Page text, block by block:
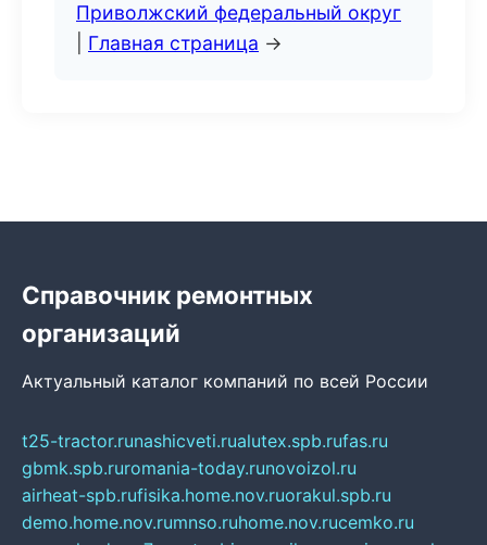
Приволжский федеральный округ
Главная страница →
Справочник ремонтных
организаций
Актуальный каталог компаний по всей России
t25-tractor.runashicveti.rualutex.spb.rufas.ru
gbmk.spb.ruromania-today.runovoizol.ru
airheat-spb.rufisika.home.nov.ruorakul.spb.ru
demo.home.nov.rumnso.ruhome.nov.rucemko.ru